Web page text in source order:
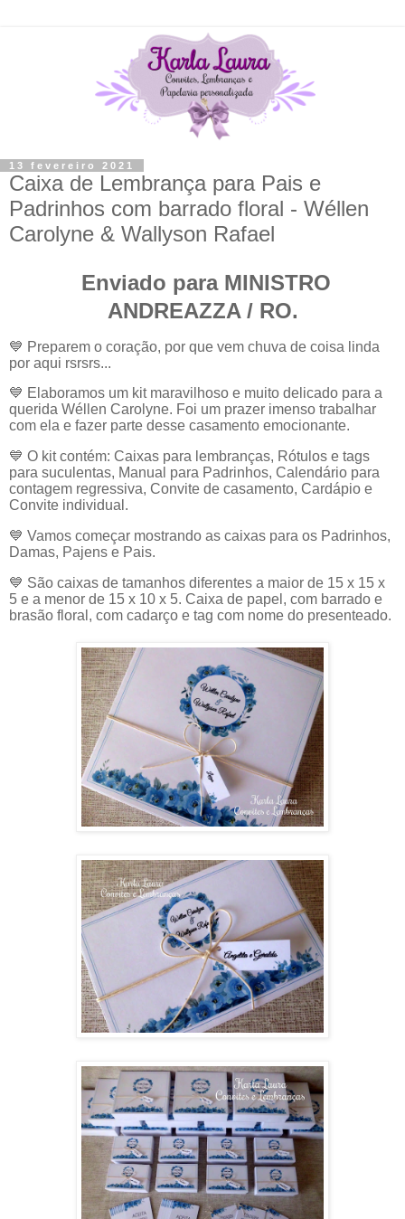
13 fevereiro 2021
Caixa de Lembrança para Pais e
Padrinhos com barrado floral - Wéllen
Carolyne & Wallyson Rafael
Enviado para MINISTRO
ANDREAZZA / RO.
💙 Preparem o coração, por que vem chuva de coisa linda
por aqui rsrsrs...
💙 Elaboramos um kit maravilhoso e muito delicado para a
querida Wéllen Carolyne. Foi um prazer imenso trabalhar
com ela e fazer parte desse casamento emocionante.
💙 O kit contém: Caixas para lembranças, Rótulos e tags
para suculentas, Manual para Padrinhos, Calendário para
contagem regressiva, Convite de casamento, Cardápio e
Convite individual.
💙 Vamos começar mostrando as caixas para os Padrinhos,
Damas, Pajens e Pais.
💙 São caixas de tamanhos diferentes a maior de 15 x 15 x
5 e a menor de 15 x 10 x 5. Caixa de papel, com barrado e
brasão floral, com cadarço e tag com nome do presenteado.